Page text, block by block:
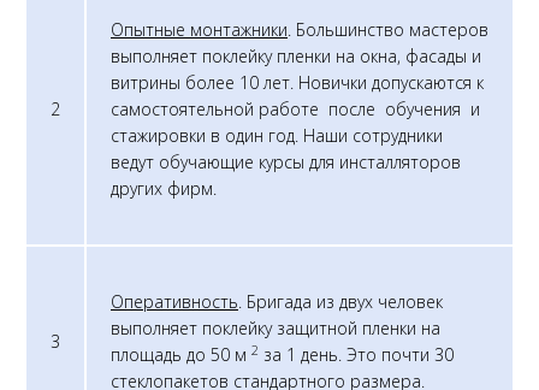
2
Опытные монтажники. Большинство мастеров
выполняет поклейку пленки на окна, фасады и
витрины более 10 лет. Новички допускаются к
самостоятельной работе после обучения и
стажировки в один год. Наши сотрудники
ведут обучающие курсы для инсталляторов
других фирм.
3
Оперативность. Бригада из двух человек
выполняет поклейку защитной пленки на
площадь до 50 м 2 за 1 день. Это почти 30
стеклопакетов стандартного размера.